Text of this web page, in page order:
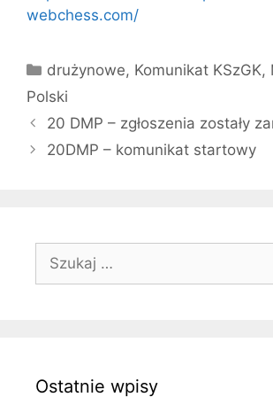
webchess.com/
Kategorie
drużynowe, Komunikat KSzGK,
Polski
20 DMP – zgłoszenia zostały
20DMP – komunikat startowy
Szukaj:
Ostatnie wpisy